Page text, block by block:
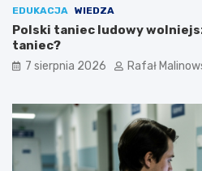
EDUKACJA WIEDZA
Polski taniec ludowy
taniec?
7 sierpnia 2026 Rafał